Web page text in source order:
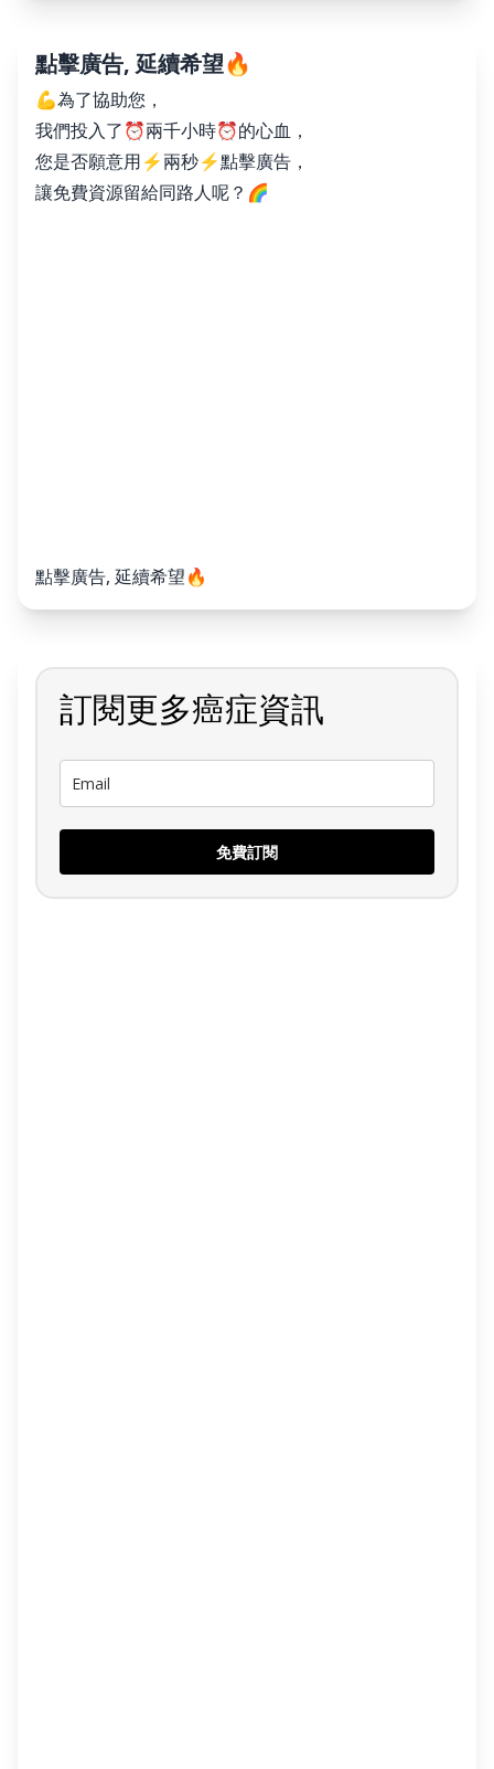
點擊廣告, 延續希望🔥
💪為了協助您，
我們投入了⏰兩千小時⏰的心血，
您是否願意用⚡️兩秒⚡️點擊廣告，
讓免費資源留給同路人呢？🌈
點擊廣告, 延續希望🔥
訂閱更多癌症資訊
免費訂閱